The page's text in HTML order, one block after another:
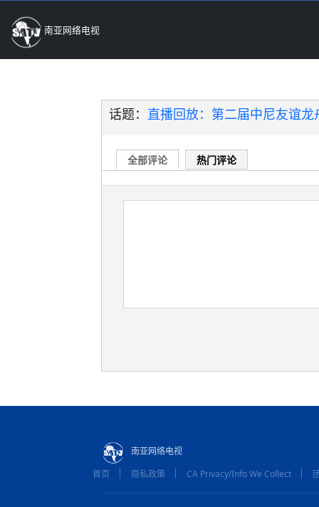
南亚网络电视
话题： 直播回放：第二届中尼友谊龙
全部评论 热门评论
南亚网络电视
首页
隐私政策 CA Privacy/Info We Collect